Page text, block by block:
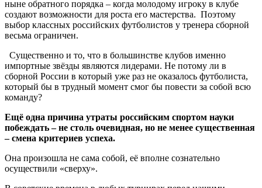
ныне обратного порядка – когда молодому игроку в клубе
создают возможности для роста его мастерства. Поэтому
выбор классных российских футболистов у тренера сборной
весьма ограничен.
Существенно и то, что в большинстве клубов именно
импортные звёзды являются лидерами. Не потому ли в
сборной России в который уже раз не оказалось футболиста,
который бы в трудный момент смог бы повести за собой всю
команду?
Ещё одна причина утраты российским спортом науки
побеждать – не столь очевидная, но не менее существенная
– смена критериев успеха.
Она произошла не сама собой, её вполне сознательно
осуществили «сверху».